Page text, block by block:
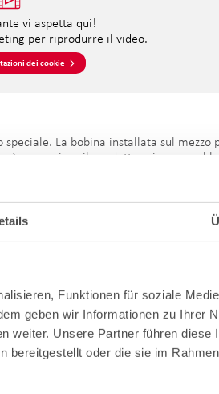
Funktionen für soziale
geben wir Informationen zu Ihrer
weiter. Unsere Partner führen diese
bereitgestellt oder die sie im
vi aspetta qui!
per riprodurre il video.
dei cookie
La bobina installata sul mezzo
agganciare il conduttore in rame al
cavi in funzione, che non devono
affinché nient'altro venga
elementi è riuscito in cinque notti a
la posa dei nuovi cavi in fibra ottica